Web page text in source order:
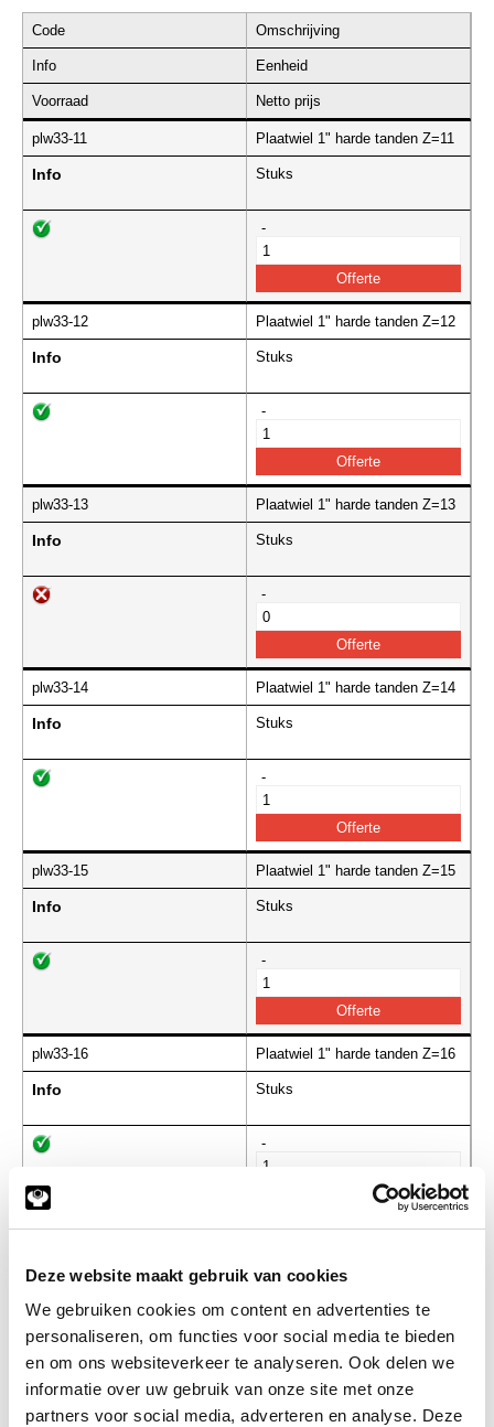
Deze website maakt gebruik van cookies
We gebruiken cookies om content en advertenties te
personaliseren, om functies voor social media te bieden
en om ons websiteverkeer te analyseren. Ook delen we
informatie over uw gebruik van onze site met onze
partners voor social media, adverteren en analyse. Deze
Code Omschrijving
Info Eenheid
Voorraad Netto prijs
plw33-11 Plaatwiel 1" harde tanden Z=11
Info Stuks
-
plw33-12 Plaatwiel 1" harde tanden Z=12
Info Stuks
-
plw33-13 Plaatwiel 1" harde tanden Z=13
Info Stuks
-
plw33-14 Plaatwiel 1" harde tanden Z=14
Info Stuks
-
plw33-15 Plaatwiel 1" harde tanden Z=15
Info Stuks
-
plw33-16 Plaatwiel 1" harde tanden Z=16
Info Stuks
-
Info Stuks
plw33-18 Plaatwiel 1" harde tanden Z=18